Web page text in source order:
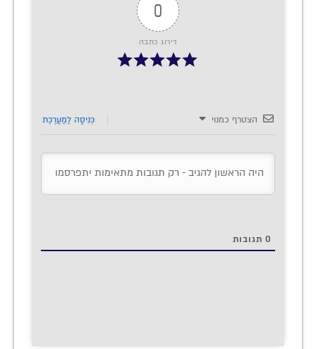
0
דירוג כתבה
הצטרף כמנוי כְּנִיסָה לַמַעֲרֶכֶת
0 תגובות